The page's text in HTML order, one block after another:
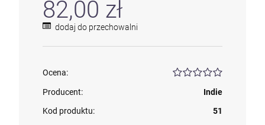
kam F granat okr 3
4,71 zł
82,00 zł
dodaj do przechowalni
Ocena:
Producent:
Indie
Kod produktu:
51